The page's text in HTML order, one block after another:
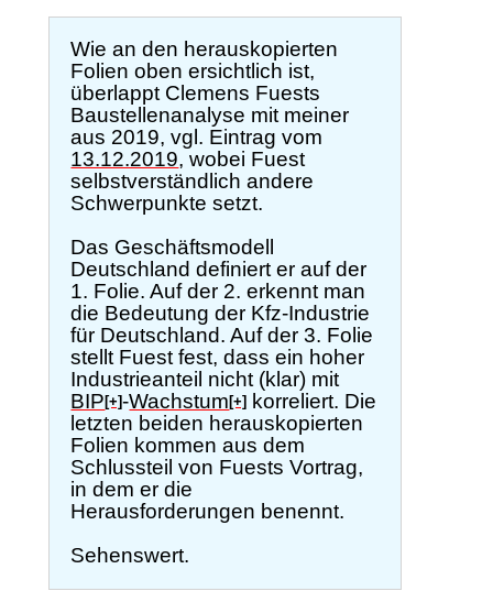
Wie an den herauskopierten
Folien oben ersichtlich ist,
überlappt Clemens Fuests
Baustellenanalyse mit meiner
aus 2019, vgl. Eintrag vom
13.12.2019, wobei Fuest
selbstverständlich andere
Schwerpunkte setzt.
Das Geschäftsmodell
Deutschland definiert er auf der
1. Folie. Auf der 2. erkennt man
die Bedeutung der Kfz-Industrie
für Deutschland. Auf der 3. Folie
stellt Fuest fest, dass ein hoher
Industrieanteil nicht (klar) mit
BIP[+]-Wachstum[+]
korreliert. Die
letzten beiden herauskopierten
Folien kommen aus dem
Schlussteil von Fuests Vortrag,
in dem er die
Herausforderungen benennt.
Sehenswert.